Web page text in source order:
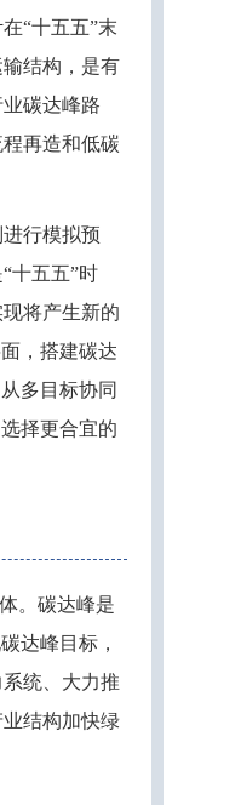
“十五五”末
结构，是有
碳达峰路
再造和低碳
行模拟预
“十五五”时
将产生新的
，搭建碳达
多目标协同
择更合宜的
。碳达峰是
达峰目标，
统、大力推
结构加快绿